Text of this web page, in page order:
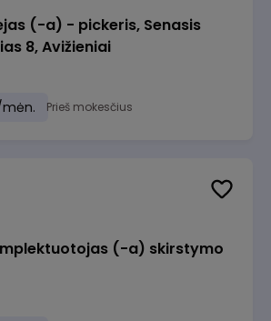
(-a) - pickeris, Senasis
8, Avižieniai
Prieš mokesčius
(-a) skirstymo